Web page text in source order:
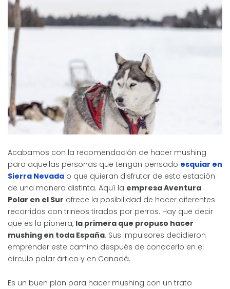
Acabamos con la recomendación de hacer mushing
para aquellas personas que tengan pensado esquiar en
Sierra Nevada o que quieran disfrutar de esta estación
de una manera distinta. Aquí la empresa Aventura
Polar en el Sur ofrece la posibilidad de hacer diferentes
recorridos con trineos tirados por perros. Hay que decir
que es la pionera, la primera que propuso hacer
mushing en toda España. Sus impulsores decidieron
emprender este camino después de conocerlo en el
círculo polar ártico y en Canadá.
Es un buen plan para hacer mushing con un trato